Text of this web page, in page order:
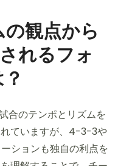
観点から
れるフォ
合のテンポとリズムを
ていますが、4-3-3や
ションも独自の利点を